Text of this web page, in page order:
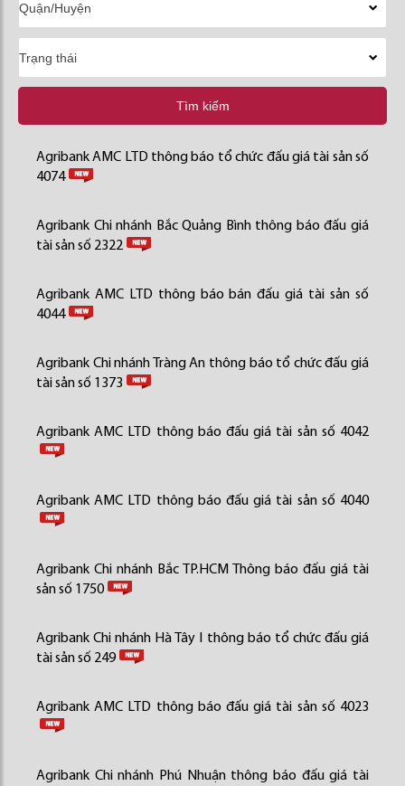
Tìm kiếm
Agribank AMC LTD thông báo tổ chức đấu giá tài sản số
4074
Agribank Chi nhánh Bắc Quảng Bình thông báo đấu giá
tài sản số 2322
Agribank AMC LTD thông báo bán đấu giá tài sản số
4044
Agribank Chi nhánh Tràng An thông báo tổ chức đấu giá
tài sản số 1373
Agribank AMC LTD thông báo đấu giá tài sản số 4042
Agribank AMC LTD thông báo đấu giá tài sản số 4040
Agribank Chi nhánh Bắc TP.HCM Thông báo đấu giá tài
sản số 1750
Agribank Chi nhánh Hà Tây I thông báo tổ chức đấu giá
tài sản số 249
Agribank AMC LTD thông báo đấu giá tài sản số 4023
Agribank Chi nhánh Phú Nhuận thông báo đấu giá tài